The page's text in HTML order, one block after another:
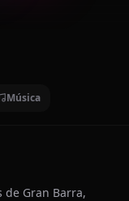
Música
de Gran Barra,